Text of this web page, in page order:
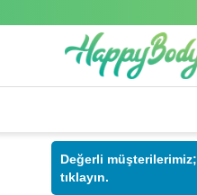
Değerli müşterilerimiz;
tıklayın.